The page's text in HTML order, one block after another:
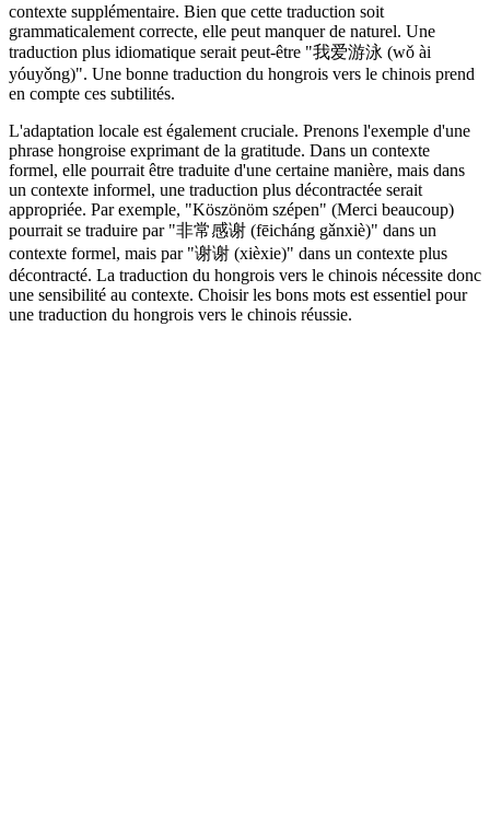
contexte supplémentaire. Bien que cette traduction soit
grammaticalement correcte, elle peut manquer de naturel. Une
traduction plus idiomatique serait peut-être "我爱游泳 (wǒ ài
yóuyǒng)". Une bonne traduction du hongrois vers le chinois prend
en compte ces subtilités.
L'adaptation locale est également cruciale. Prenons l'exemple d'une
phrase hongroise exprimant de la gratitude. Dans un contexte
formel, elle pourrait être traduite d'une certaine manière, mais dans
un contexte informel, une traduction plus décontractée serait
appropriée. Par exemple, "Köszönöm szépen" (Merci beaucoup)
pourrait se traduire par "非常感谢 (fēicháng gǎnxiè)" dans un
contexte formel, mais par "谢谢 (xièxie)" dans un contexte plus
décontracté. La traduction du hongrois vers le chinois nécessite donc
une sensibilité au contexte. Choisir les bons mots est essentiel pour
une traduction du hongrois vers le chinois réussie.